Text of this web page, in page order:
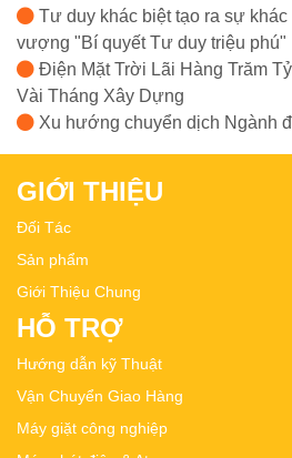
Tư duy khác biệt tạo ra sự
vượng "Bí quyết Tư duy triệu phú"
Điện Mặt Trời Lãi Hàng Trăm
Vài Tháng Xây Dựng
Xu hướng chuyển dịch Ngành
GIỚI THIỆU
Đối Tác
Sản phẩm
Giới Thiệu Chung
HỖ TRỢ
Hướng dẫn kỹ Thuật
Vận Chuyển Giao Hàng
Máy giặt công nghiệp